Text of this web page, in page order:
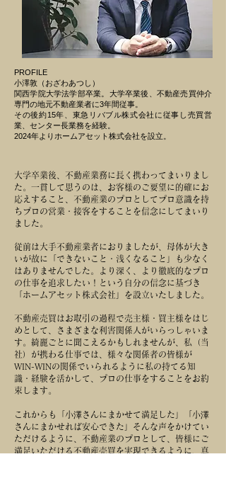
PROFILE
小澤敦（おざわあつし）
関西学院大学法学部卒業。 大学卒業後、不動産売買仲介
専門の地元不動産業者に3年間従事。
その後約15年、東急リバブル株式会社に従事し売買営
業、センター長業務を経験。
2024年よりホームアセット株式会社を設立。
大学卒業後、不動産業務に長く携わってまいりまし
た。一貫して思うのは、お客様のご要望に的確にお
応えすること、不動産業のプロとしてプロ意識を持
ちプロの営業・接客をすることを信念にしてまいり
ました。
従前は大手不動産業者におりましたが、母体が大き
いが故に「できないこと・浅くなること」も少なく
はありませんでした。より深く、より徹底的なプロ
の仕事を追求したい！という自分の信念に基づき
「ホームアセット株式会社」を設立いたしました。
不動産売買はお取引の過程で売主様・買主様をはじ
めとして、さまざまな利害関係人がいらっしゃいま
す。綺麗ごとに聞こえるかもしれませんが、私（当
社）が携わる仕事では、様々な関係者の皆様が
WIN-WINの関係でいられるように私の持てる知
識・経験を活かして、プロの仕事をすることをお約
束します。
これからも「小澤さんにまかせて満足した」「小澤
さんにまかせれば安心できた」そんな声をかけてい
ただけるように、不動産業のプロとして、皆様にご
満足いただける不動産売買を実現できるように、真